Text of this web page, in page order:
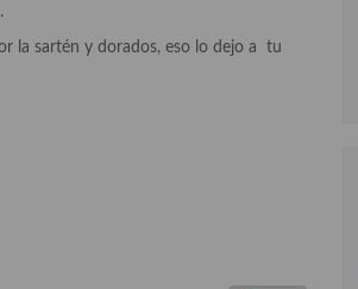
la sartén y dorados, eso lo dejo a tu